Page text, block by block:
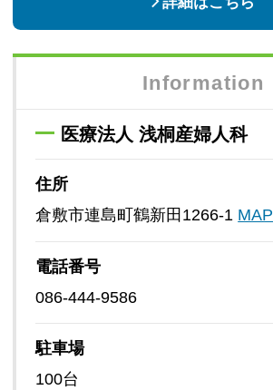
Information
医療法人 浅桐産婦人科
住所
倉敷市連島町鶴新田1266-1 MAP
電話番号
086-444-9586
駐車場
100台